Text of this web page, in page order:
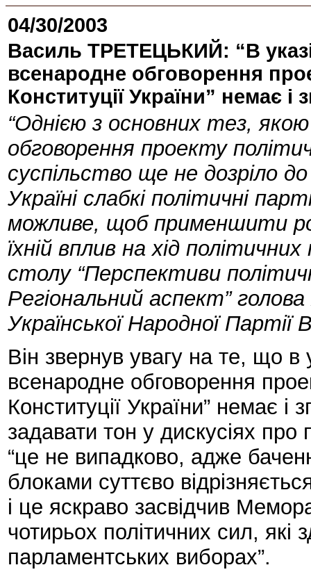
04/30/2003
Василь ТРЕТЕЦЬКИЙ: “В
всенародне обговорення
Конституції України” немає і
“Однією з основних тез,
обговорення проекту
суспільство ще не дозріло
Україні слабкі політичні
можливе, щоб применшити
їхній вплив на хід
столу “Перспективи
Регіональний аспект” голова
Української Народної
Він звернув увагу на те, що
всенародне обговорення
Конституції України” немає і
задавати тон у дискусіях
“це не випадково, адже
блоками суттєво
і це яскраво засвідчив
чотирьох політичних сил,
парламентських виборах”.